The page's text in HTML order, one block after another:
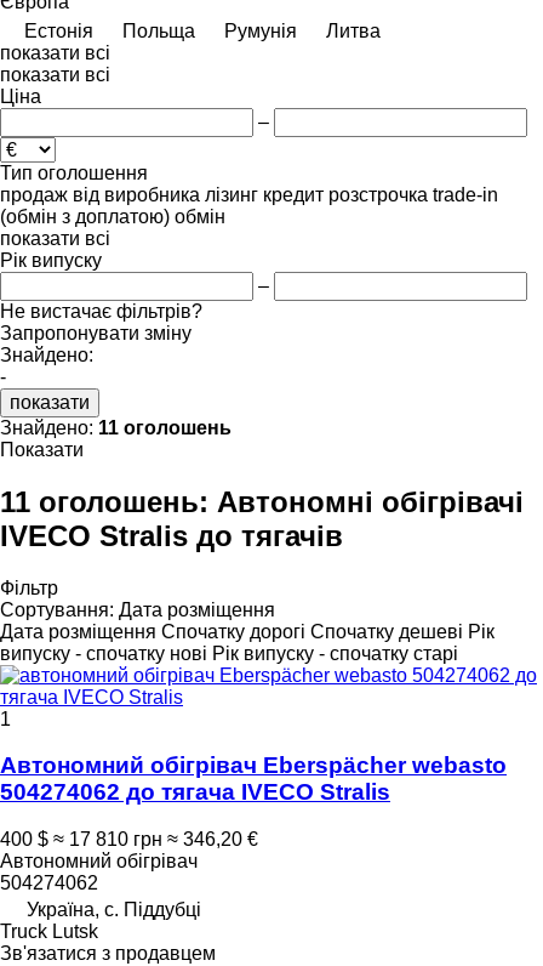
Естонія
Польща Румунія
Литва
показати всі
показати всі
Ціна
–
Тип оголошення
продаж від виробника лізинг кредит розстрочка trade-in
(обмін з доплатою) обмін
показати всі
Рік випуску
–
Не вистачає фільтрів?
Запропонувати зміну
Знайдено:
-
показати
Знайдено: 11 оголошень
Показати
11 оголошень: Автономні обігрівачі
IVECO Stralis до тягачів
Фільтр
Сортування: Дата розміщення
Дата розміщення Спочатку дорогі Спочатку дешеві Рік
випуску - спочатку нові Рік випуску - спочатку старі
1
Автономний обігрівач Eberspächer webasto
504274062 до тягача IVECO Stralis
400 $ ≈ 17 810 грн ≈ 346,20 €
Автономний обігрівач
504274062
Україна, с. Піддубці
Truck Lutsk
Зв'язатися з продавцем